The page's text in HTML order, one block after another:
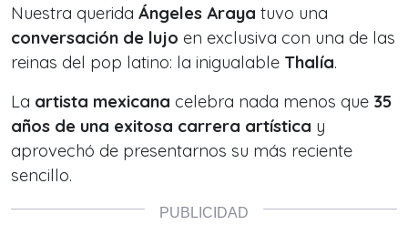
Nuestra querida Ángeles Araya tuvo una
conversación de lujo en exclusiva con una de las
reinas del pop latino: la inigualable Thalía.
La artista mexicana celebra nada menos que 35
años de una exitosa carrera artística y
aprovechó de presentarnos su más reciente
sencillo.